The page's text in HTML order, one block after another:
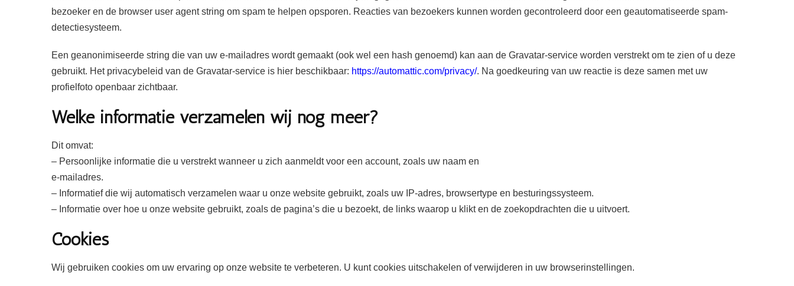
bezoeker en de browser user agent string om spam te helpen opsporen. Reacties van bezoekers kunnen worden gecontroleerd door een geautomatiseerde spam-
detectiesysteem.
Een geanonimiseerde string die van uw e-mailadres wordt gemaakt (ook wel een hash genoemd) kan aan de Gravatar-service worden verstrekt om te zien of u deze
gebruikt. Het privacybeleid van de Gravatar-service is hier beschikbaar: https://automattic.com/privacy/. Na goedkeuring van uw reactie is deze samen met uw
profielfoto openbaar zichtbaar.
Welke informatie verzamelen wij nog meer?
Dit omvat:
– Persoonlijke informatie die u verstrekt wanneer u zich aanmeldt voor een account, zoals uw naam en
e-mailadres.
– Informatief die wij automatisch verzamelen waar u onze website gebruikt, zoals uw IP-adres, browsertype en besturingssysteem.
– Informatie over hoe u onze website gebruikt, zoals de pagina’s die u bezoekt, de links waarop u klikt en de zoekopdrachten die u uitvoert.
Cookies
Wij gebruiken cookies om uw ervaring op onze website te verbeteren. U kunt cookies uitschakelen of verwijderen in uw browserinstellingen.